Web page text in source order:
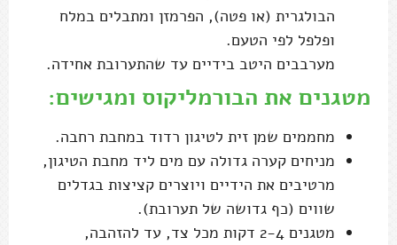
הבולגרית (או פטה), הפרמזן ומתבלים במלח
ופלפל לפי הטעם.
מערבבים היטב בידיים עד שהתערובת אחידה.
מטגנים את הבורמליקוס ומגישים:
מחממים שמן זית לטיגון רדוד במחבת רחבה.
מניחים קערה גדולה עם מים ליד מחבת הטיגון,
מרטיבים את הידיים ויוצרים קציצות בגדלים
שווים (כף גדושה של תערובת).
מטגנים 2-4 דקות מכל צד, עד להזהבה,